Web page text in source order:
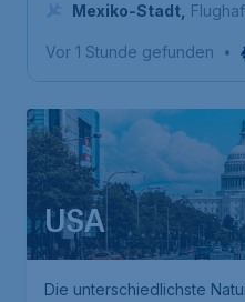
Mexiko-Stadt
Vor 1 Stunde gefunden •
USA
Die unterschiedlichste